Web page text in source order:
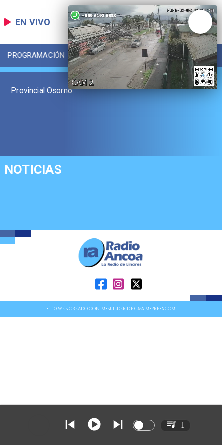
EN VIVO
PROGRAMACIÓN LOCAL DEPORTES
Provincial Osorno
NOTICIAS
SITIO WEB CREADO CON MSBUILDER DE CMS-MSPRESS.COM
1